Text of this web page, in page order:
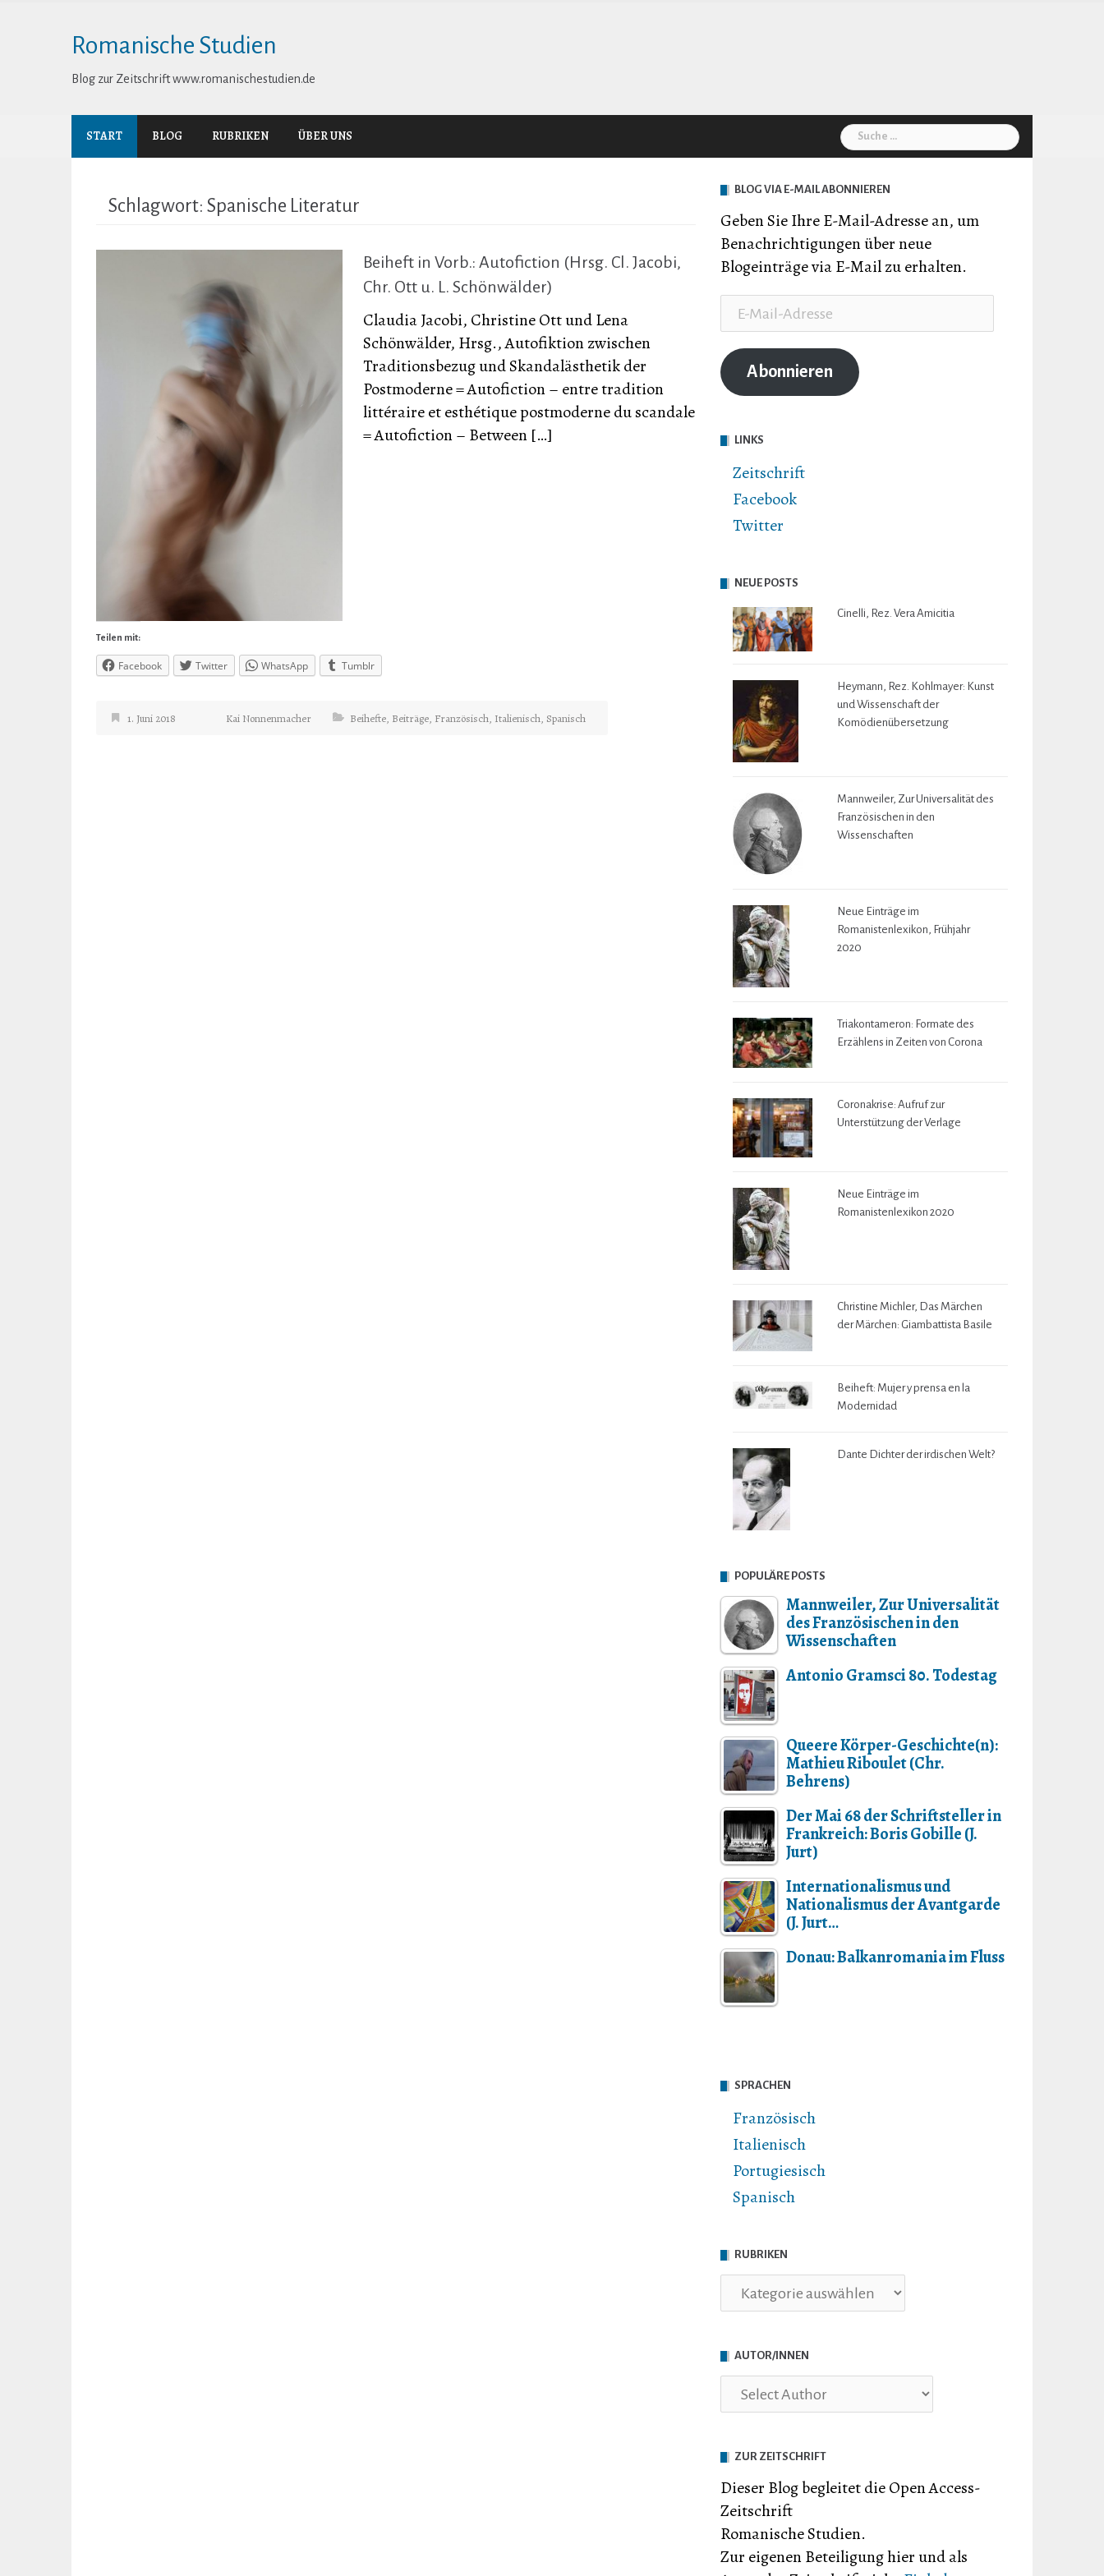
Romanische Studien
Blog zur Zeitschrift www.romanischestudien.de
START BLOG RUBRIKEN ÜBER UNS
Suche
nach:
Schlagwort: Spanische Literatur
Beiheft in Vorb.: Autofiction (Hrsg. Cl. Jacobi,
Chr. Ott u. L. Schönwälder)
Claudia Jacobi, Christine Ott und Lena
Schönwälder, Hrsg., Autofiktion zwischen
Traditionsbezug und Skandalästhetik der
Postmoderne = Autofiction – entre tradition
littéraire et esthétique postmoderne du scandale
= Autofiction – Between […]
Teilen mit:
Facebook Twitter WhatsApp Tumblr
1. Juni 2018 Kai Nonnenmacher Beihefte, Beiträge, Französisch, Italienisch, Spanisch
BLOG VIA E-MAIL ABONNIEREN
Geben Sie Ihre E-Mail-Adresse an, um
Benachrichtigungen über neue
Blogeinträge via E-Mail zu erhalten.
Mail-
Adresse
Abonnieren
LINKS
Zeitschrift
Facebook
Twitter
NEUE POSTS
Cinelli, Rez. Vera Amicitia
Heymann, Rez. Kohlmayer: Kunst
und Wissenschaft der
Komödienübersetzung
Mannweiler, Zur Universalität des
Französischen in den
Wissenschaften
Neue Einträge im
Romanistenlexikon, Frühjahr
2020
Triakontameron: Formate des
Erzählens in Zeiten von Corona
Coronakrise: Aufruf zur
Unterstützung der Verlage
Neue Einträge im
Romanistenlexikon 2020
Christine Michler, Das Märchen
der Märchen: Giambattista Basile
Beiheft: Mujer y prensa en la
Modernidad
Dante Dichter der irdischen Welt?
POPULÄRE POSTS
Mannweiler, Zur Universalität
des Französischen in den
Wissenschaften
Antonio Gramsci 80. Todestag
Queere Körper-Geschichte(n):
Mathieu Riboulet (Chr.
Behrens)
Der Mai 68 der Schriftsteller in
Frankreich: Boris Gobille (J.
Jurt)
Internationalismus und
Nationalismus der Avantgarde
(J. Jurt…
Donau: Balkanromania im Fluss
SPRACHEN
Französisch
Italienisch
Portugiesisch
Spanisch
RUBRIKEN
Rubriken
AUTOR/INNEN
ZUR ZEITSCHRIFT
Dieser Blog begleitet die Open Access-
Zeitschrift
Romanische Studien.
Zur eigenen Beteiligung hier und als